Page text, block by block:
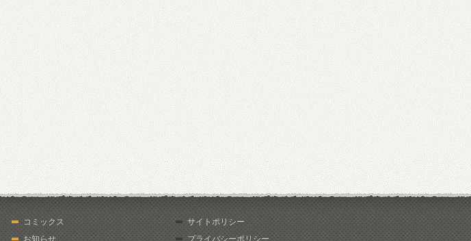
コミックス
お知らせ
サイトポリシー
プライバシーポリシー